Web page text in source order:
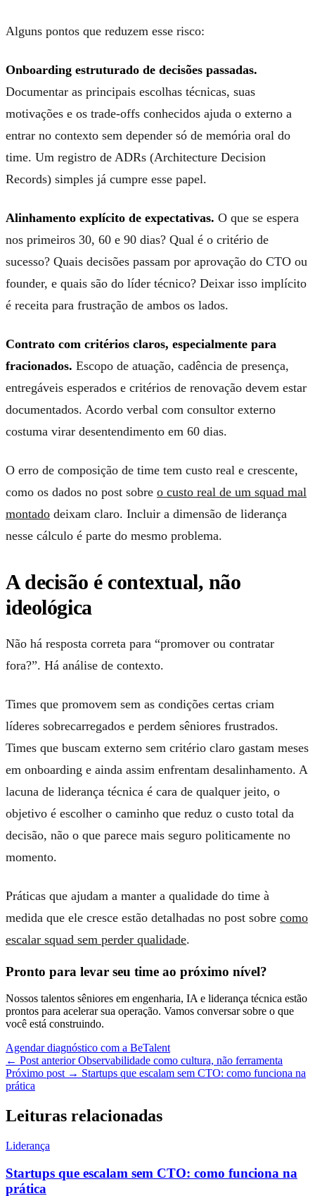
Alguns pontos que reduzem esse risco:
Onboarding estruturado de decisões passadas.
Documentar as principais escolhas técnicas, suas
motivações e os trade-offs conhecidos ajuda o externo a
entrar no contexto sem depender só de memória oral do
time. Um registro de ADRs (Architecture Decision
Records) simples já cumpre esse papel.
Alinhamento explícito de expectativas. O que se espera
nos primeiros 30, 60 e 90 dias? Qual é o critério de
sucesso? Quais decisões passam por aprovação do CTO ou
founder, e quais são do líder técnico? Deixar isso implícito
é receita para frustração de ambos os lados.
Contrato com critérios claros, especialmente para
fracionados. Escopo de atuação, cadência de presença,
entregáveis esperados e critérios de renovação devem estar
documentados. Acordo verbal com consultor externo
costuma virar desentendimento em 60 dias.
O erro de composição de time tem custo real e crescente,
como os dados no post sobre o custo real de um squad mal
montado deixam claro. Incluir a dimensão de liderança
nesse cálculo é parte do mesmo problema.
A decisão é contextual, não
ideológica
Não há resposta correta para “promover ou contratar
fora?”. Há análise de contexto.
Times que promovem sem as condições certas criam
líderes sobrecarregados e perdem sêniores frustrados.
Times que buscam externo sem critério claro gastam meses
em onboarding e ainda assim enfrentam desalinhamento. A
lacuna de liderança técnica é cara de qualquer jeito, o
objetivo é escolher o caminho que reduz o custo total da
decisão, não o que parece mais seguro politicamente no
momento.
Práticas que ajudam a manter a qualidade do time à
medida que ele cresce estão detalhadas no post sobre como
escalar squad sem perder qualidade.
Pronto para levar seu time ao próximo nível?
Nossos talentos sêniores em engenharia, IA e liderança técnica estão
prontos para acelerar sua operação. Vamos conversar sobre o que
você está construindo.
Agendar diagnóstico com a BeTalent
← Post anterior Observabilidade como cultura, não ferramenta
Próximo post → Startups que escalam sem CTO: como funciona na
prática
Leituras relacionadas
Liderança
Startups que escalam sem CTO: como funciona na
prática